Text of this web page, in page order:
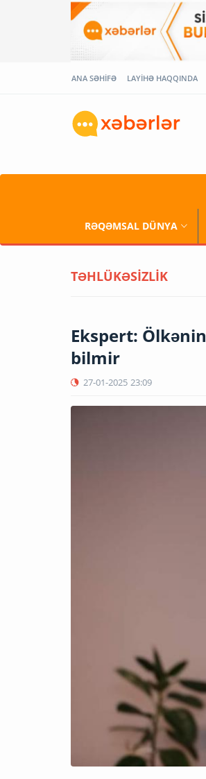
ANA SƏHİFƏ LAYİHƏ HAQQINDA
RƏQƏMSAL DÜNYA
TƏHLÜKƏSİZLİK
Ekspert:
bilmir
27-01-2025 23:09